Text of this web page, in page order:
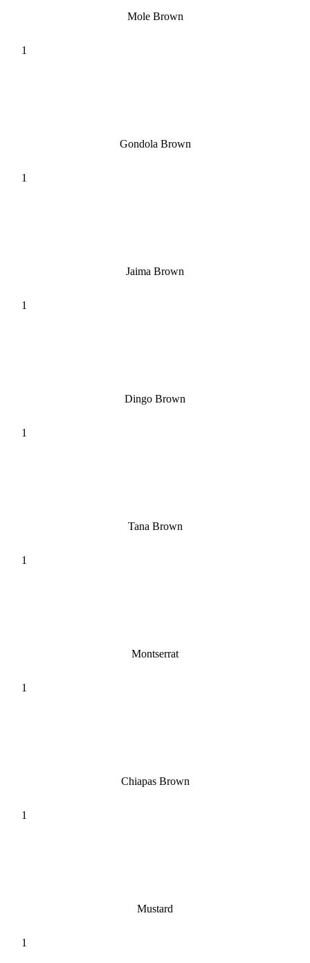
Mole Brown
Gondola Brown
Jaima Brown
Dingo Brown
Tana Brown
Montserrat
Chiapas Brown
Mustard